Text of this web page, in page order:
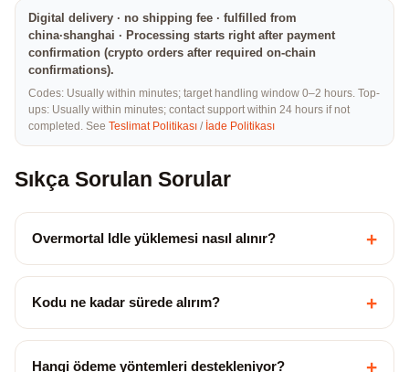
Digital delivery · no shipping fee · fulfilled from
china·shanghai · Processing starts right after payment
confirmation (crypto orders after required on-chain
confirmations).
Codes: Usually within minutes; target handling window 0–2 hours. Top-
ups: Usually within minutes; contact support within 24 hours if not
completed. See Teslimat Politikası / İade Politikası
Sıkça Sorulan Sorular
Overmortal Idle yüklemesi nasıl alınır? +
Kodu ne kadar sürede alırım? +
Hangi ödeme yöntemleri destekleniyor? +